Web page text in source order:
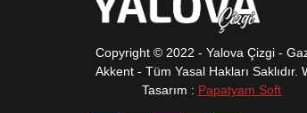
şekilde araştırılacağını açıkladı.
Copyright © 2022 - Yalova Çizgi -
Akkent - Tüm Yasal Hakları Saklıdır.
Tasarım : Papatyam Soft